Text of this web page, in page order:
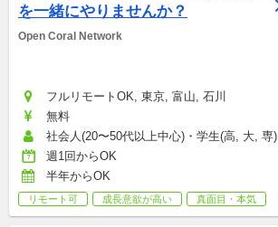
を一緒にやりませんか？
Open Coral Network
フルリモートOK, 東京, 富山, 石川
無料
社会人(20〜50代以上中心)・学生(高, 大, 専)
週1回からOK
半年からOK
リモート可 成長意欲が高い 真面目・本気